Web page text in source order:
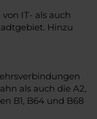
IT- als auch
Hinzu
als auch die A2,
B1, B64 und B68